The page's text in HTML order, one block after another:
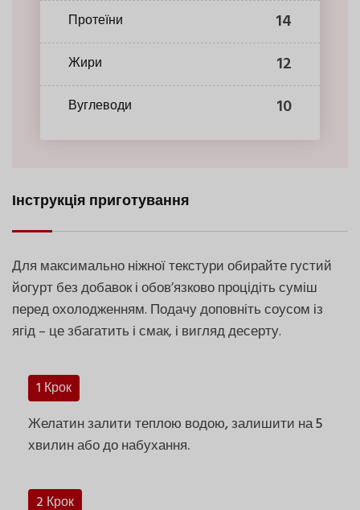
Протеїни 14
Жири 12
Вуглеводи 10
Інструкція приготування
Для максимально ніжної текстури обирайте густий
йогурт без добавок і обовʼязково процідіть суміш
перед охолодженням. Подачу доповніть соусом із
ягід – це збагатить і смак, і вигляд десерту.
1 Крок
Желатин залити теплою водою, залишити на 5
хвилин або до набухання.
2 Крок